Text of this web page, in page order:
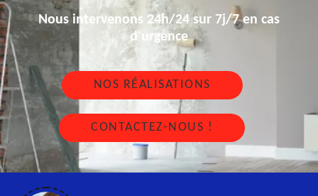
Nous intervenons 24h/24 sur 7j/7 en cas
d'urgence
NOS RÉALISATIONS
CONTACTEZ-NOUS !